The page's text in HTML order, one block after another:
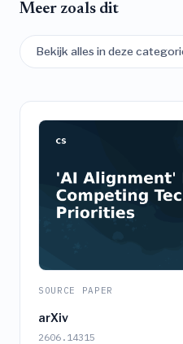
Meer zoals dit
Bekijk alles in deze
SOURCE PAPER
arXiv
2606.14315